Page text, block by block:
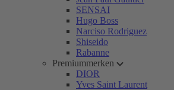
SENSAI
Hugo Boss
Narciso Rodriguez
Shiseido
Rabanne
Premiummerken
DIOR
Yves Saint Laurent